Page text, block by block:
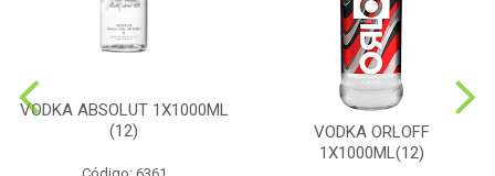
VODKA ABSOLUT 1X1000ML
(12)
VODKA ORLOFF
1X1000ML(12)